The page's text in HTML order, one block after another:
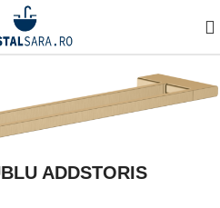
ACCESORIU DE PERETE
ADDSTORIS